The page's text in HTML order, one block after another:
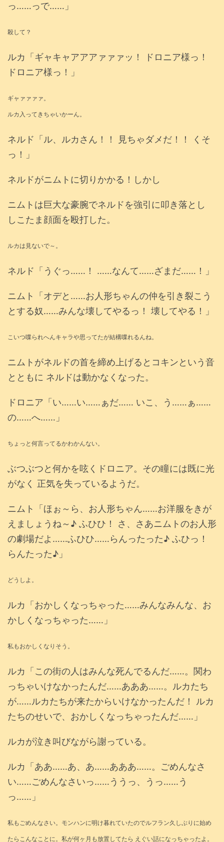
っ……っで……」
殺して？
ルカ「ギャキャアアアァァァッ！ ドロニア様っ！
ドロニア様っ！」
ギャァァァァ。
ルカ入ってきちゃいかーん。
ネルド「ル、ルカさん！！ 見ちゃダメだ！！ くそ
っ！」
ネルドがニムトに切りかかる！しかし
ニムトは巨大な豪腕でネルドを強引に叩き落とし
しこたま顔面を殴打した。
ルカは見ないで～。
ネルド「うぐっ……！ ……なんて……ざまだ……！」
ニムト「オデと……お人形ちゃんの仲を引き裂こう
とする奴……みんな壊してやるっ！ 壊してやる！」
こいつ喋られへんキャラや思ってたが結構喋れるんね。
ニムトがネルドの首を締め上げるとコキンという音
とともに ネルドは動かなくなった。
ドロニア「い……い……ぁだ…… いこ、う……ぁ……
の……へ……」
ちょっと何言ってるかわかんない。
ぶつぶつと何かを呟くドロニア。その瞳には既に光
がなく 正気を失っているようだ。
ニムト「ほぉ～ら、お人形ちゃん……お洋服をきが
えましょうね～♪ ふひひ！ さ、さあニムトのお人形
の劇場だよ……ふひひ……らんったった♪ ふひっ！
らんたった♪」
どうしよ。
ルカ「おかしくなっちゃった……みんなみんな、お
かしくなっちゃった……」
私もおかしくなりそう。
ルカ「この街の人はみんな死んでるんだ……。関わ
っちゃいけなかったんだ……あああ……。ルカたち
が……ルカたちが来たからいけなかったんだ！ ルカ
たちのせいで、おかしくなっちゃったんだ……」
ルカが泣き叫びながら謝っている。
ルカ「ああ……あ、あ……あああ……。ごめんなさ
い……ごめんなさいっ……ううっ、うっ……う
っ……」
私もごめんなさい。モンハンに明け暮れていたのでルフラン久しぶりに始め
たらこんなことに。私が何ヶ月も放置してたら えぐい話になっちゃったよ。